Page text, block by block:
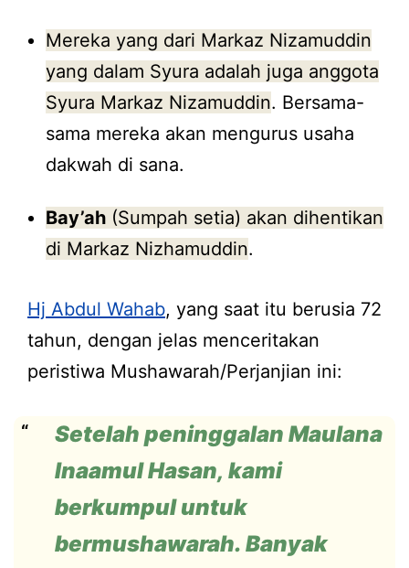
Mereka yang dari Markaz Nizamuddin
yang dalam Syura adalah juga anggota
Syura Markaz Nizamuddin. Bersama-
sama mereka akan mengurus usaha
dakwah di sana.
Bay’ah (Sumpah setia) akan dihentikan
di Markaz Nizhamuddin.
Hj Abdul Wahab, yang saat itu berusia 72
tahun, dengan jelas menceritakan
peristiwa Mushawarah/Perjanjian ini:
Setelah peninggalan Maulana
Inaamul Hasan, kami
berkumpul untuk
bermushawarah. Banyak